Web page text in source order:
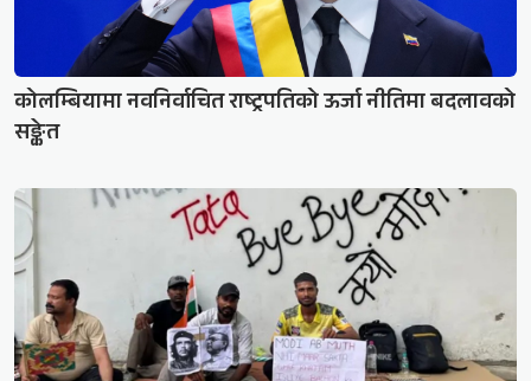
कोलम्बियामा नवनिर्वाचित राष्ट्रपतिको ऊर्जा नीतिमा बदलावको
सङ्केत